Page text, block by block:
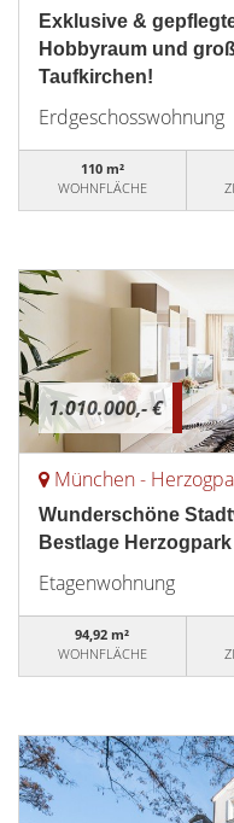
Exklusive &
Hobbyraum und
Taufkirchen!
Erdgeschosswohnung
110 m²
WOHNFLÄCHE
1.010.000,- €
München -
Wunderschöne
Bestlage Herzogpark
Etagenwohnung
94,92 m²
WOHNFLÄCHE